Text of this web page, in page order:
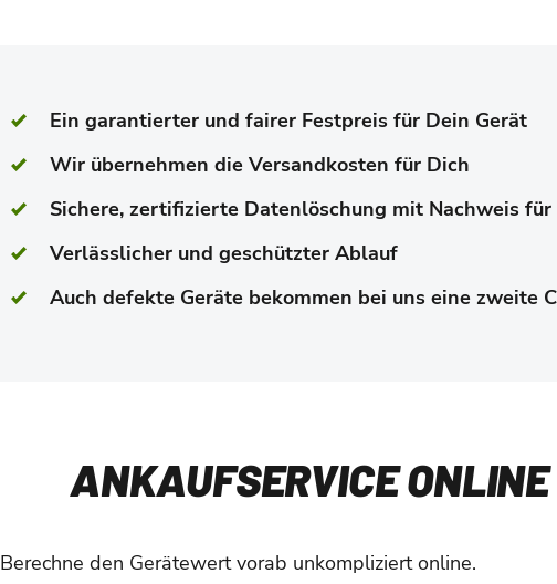
Ein garantierter und fairer Festpreis für Dein Gerät
Wir übernehmen die Versandkosten für Dich
Sichere, zertifizierte Datenlöschung mit Nachweis für
Verlässlicher und geschützter Ablauf
Auch defekte Geräte bekommen bei uns eine zweite
ANKAUFSERVICE ONLINE
Berechne den Gerätewert vorab unkompliziert online.